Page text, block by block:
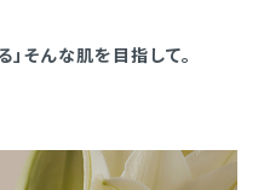
そんな肌を目指して。